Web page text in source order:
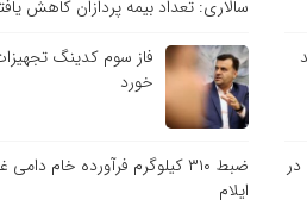
در
سالاری: تعداد بیمه پردازان کاهش
فاز سوم کدینگ
خورد
ضبط ۳۱۰ کیلوگرم فرآورده خام
ایلام